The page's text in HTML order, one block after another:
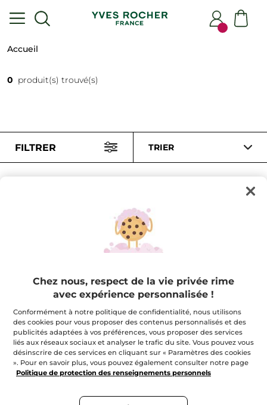
Accueil
0 produit(s) trouvé(s)
FILTRER TRIER
100%extraits
végétaux
60 hectaresde
champs biologiques
Voir plus​
Chez nous, respect de la vie privée rime
avec expérience personnalisée !
Conformément à notre politique de confidentialité, nous utilisons
des cookies pour vous proposer des contenus personnalisés et des
publicités adaptées à vos préférences, vous proposer des services
liés aux réseaux sociaux et analyser le trafic du site. Vous pouvez vous
désinscrire de ces services en cliquant sur « Paramètres des cookies
». Pour en savoir plus, vous pouvez également consulter notre page
Politique de protection des renseignements personnels